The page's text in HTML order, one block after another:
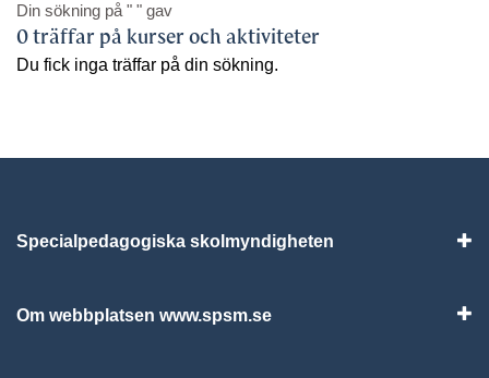
Din sökning på " " gav
0 träffar på kurser och aktiviteter
Du fick inga träffar på din sökning.
Specialpedagogiska skolmyndigheten
Om webbplatsen www.spsm.se